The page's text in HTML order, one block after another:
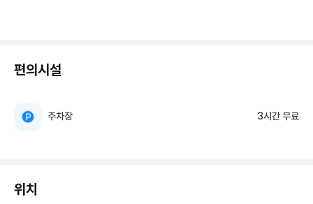
편의시설
주차장 3시간 무료
위치